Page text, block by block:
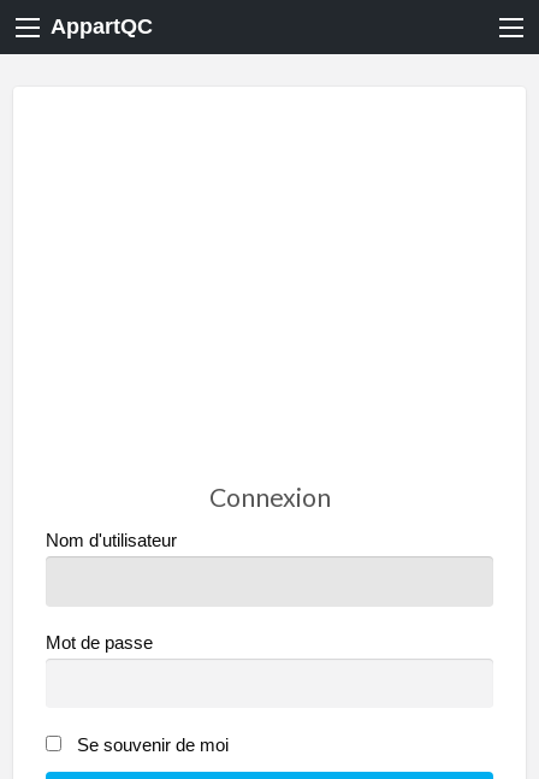
AppartQC
Connexion
Nom d'utilisateur
Mot de passe
Se souvenir de moi